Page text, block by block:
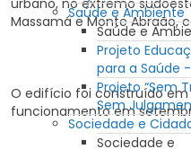
Saúde e Ambiente
Saúde e
Projeto
para a Saúde -
Projeto “Sem
Sem
Sociedade e
Sociedade e
Massamá e Monte Abraão,
O edifício foi construído
funcionamento em